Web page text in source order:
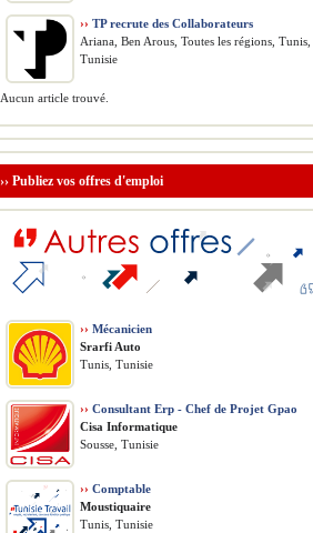
›› TP recrute des Collaborateurs
Ariana, Ben Arous, Toutes les régions, Tunis,
Tunisie
Aucun article trouvé.
›› Publiez vos offres d'emploi
›› Mécanicien
Srarfi Auto
Tunis, Tunisie
›› Consultant Erp - Chef de Projet Gpao
Cisa Informatique
Sousse, Tunisie
›› Comptable
Moustiquaire
Tunis, Tunisie